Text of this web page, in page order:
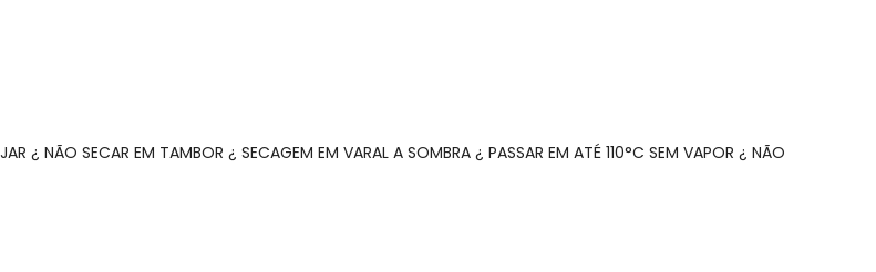
SECAR EM TAMBOR ¿ SECAGEM EM VARAL A SOMBRA ¿ PASSAR EM ATÉ 110°C SEM VAPOR ¿ NÃO